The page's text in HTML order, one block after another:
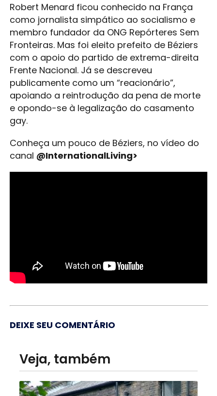
Robert Menard ficou conhecido na França
como jornalista simpático ao socialismo e
membro fundador da ONG Repórteres Sem
Fronteiras. Mas foi eleito prefeito de Béziers
com o apoio do partido de extrema-direita
Frente Nacional. Já se descreveu
publicamente como um “reacionário”,
apoiando a reintrodução da pena de morte
e opondo-se à legalização do casamento
gay.
Conheça um pouco de Béziers, no vídeo do
canal @InternationalLiving>
DEIXE SEU COMENTÁRIO
Veja, também